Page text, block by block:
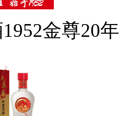
金尊20年